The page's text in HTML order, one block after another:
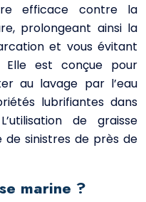
efficace contre la
prolongeant ainsi la
et vous évitant
Elle est conçue pour
au lavage par l’eau
lubrifiantes dans
de graisse
de sinistres de près de
marine ?